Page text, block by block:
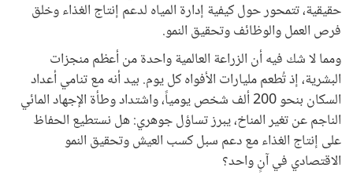
حقيقية، تتمحور حول كيفية إدارة المياه لدعم إنتاج الغذاء وخلق
فرص العمل والوظائف وتحقيق النمو.
ومما لا شك فيه أن الزراعة العالمية واحدة من أعظم منجزات
البشرية، إذ تُطعم مليارات الأفواه كل يوم. بيد أنه مع تنامي أعداد
السكان بنحو 200 ألف شخص يومياً، واشتداد وطأة الإجهاد المائي
الناجم عن تغير المناخ، يبرز تساؤل جوهري: هل نستطيع الحفاظ
على إنتاج الغذاء مع دعم سبل كسب العيش وتحقيق النمو
الاقتصادي في آنٍ واحد؟